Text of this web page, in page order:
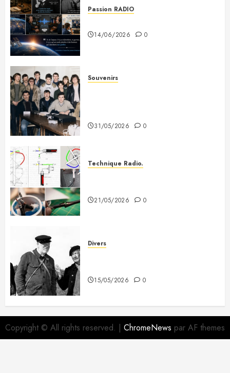
Passion RADIO
14/06/2026 0
Souvenirs
31/05/2026 0
Technique Radio.
21/05/2026 0
Divers
15/05/2026 0
Copyright © All rights reserved. | ChromeNews par AF themes